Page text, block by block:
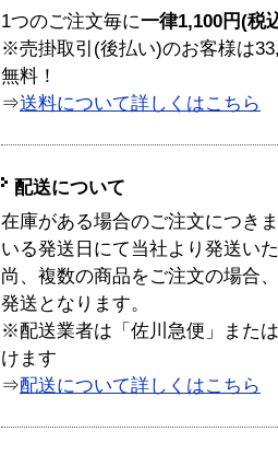
1つのご注文毎に一律1,100円(税
※売掛取引(後払い)のお客様は
無料！
⇒送料について詳しくはこちら
配送について
在庫がある場合のご注文につき
いる発送日にて当社より発送い
尚、複数の商品をご注文の場合
発送となります。
※配送業者は「佐川急便」また
けます
⇒配送について詳しくはこちら